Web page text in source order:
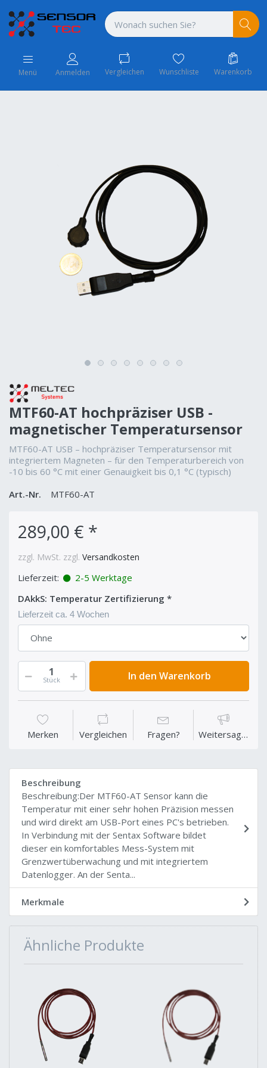
Menü Anmelden Vergleichen Wunschliste Warenkorb
MTF60-AT hochpräziser USB -
magnetischer Temperatursensor
MTF60-AT USB – hochpräziser Temperatursensor mit
integriertem Magneten – für den Temperaturbereich von
-10 bis 60 °C mit einer Genauigkeit bis 0,1 °C (typisch)
Art.-Nr.
MTF60-AT
289,00 € *
zzgl. MwSt. zzgl. Versandkosten
Lieferzeit:
2-5 Werktage
DAkkS: Temperatur Zertifizierung
Lieferzeit ca. 4 Wochen
Stück In den Warenkorb
Merken Vergleichen Fragen? Weitersagen
Beschreibung
Beschreibung:Der MTF60-AT Sensor kann die
Temperatur mit einer sehr hohen Präzision messen
und wird direkt am USB-Port eines PC's betrieben.
In Verbindung mit der Sentax Software bildet
dieser ein komfortables Mess-System mit
Grenzwertüberwachung und mit integriertem
Datenlogger. An der Senta...
Merkmale
Ähnliche Produkte